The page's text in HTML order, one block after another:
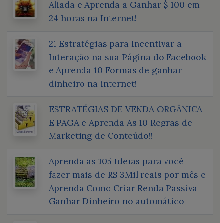
Aliada e Aprenda a Ganhar $ 100 em
24 horas na Internet!
21 Estratégias para Incentivar a
Interação na sua Página do Facebook
e Aprenda 10 Formas de ganhar
dinheiro na internet!
ESTRATÉGIAS DE VENDA ORGÂNICA
E PAGA e Aprenda As 10 Regras de
Marketing de Conteúdo!!
Aprenda as 105 Ideias para você
fazer mais de R$ 3Mil reais por mês e
Aprenda Como Criar Renda Passiva
Ganhar Dinheiro no automático